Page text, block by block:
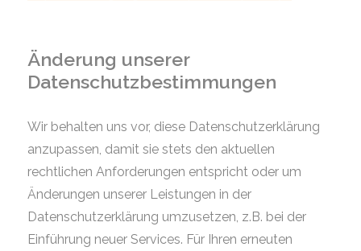
Änderung unserer
Datenschutzbestimmungen
Wir behalten uns vor, diese Datenschutzerklärung
anzupassen, damit sie stets den aktuellen
rechtlichen Anforderungen entspricht oder um
Änderungen unserer Leistungen in der
Datenschutzerklärung umzusetzen, z.B. bei der
Einführung neuer Services. Für Ihren erneuten